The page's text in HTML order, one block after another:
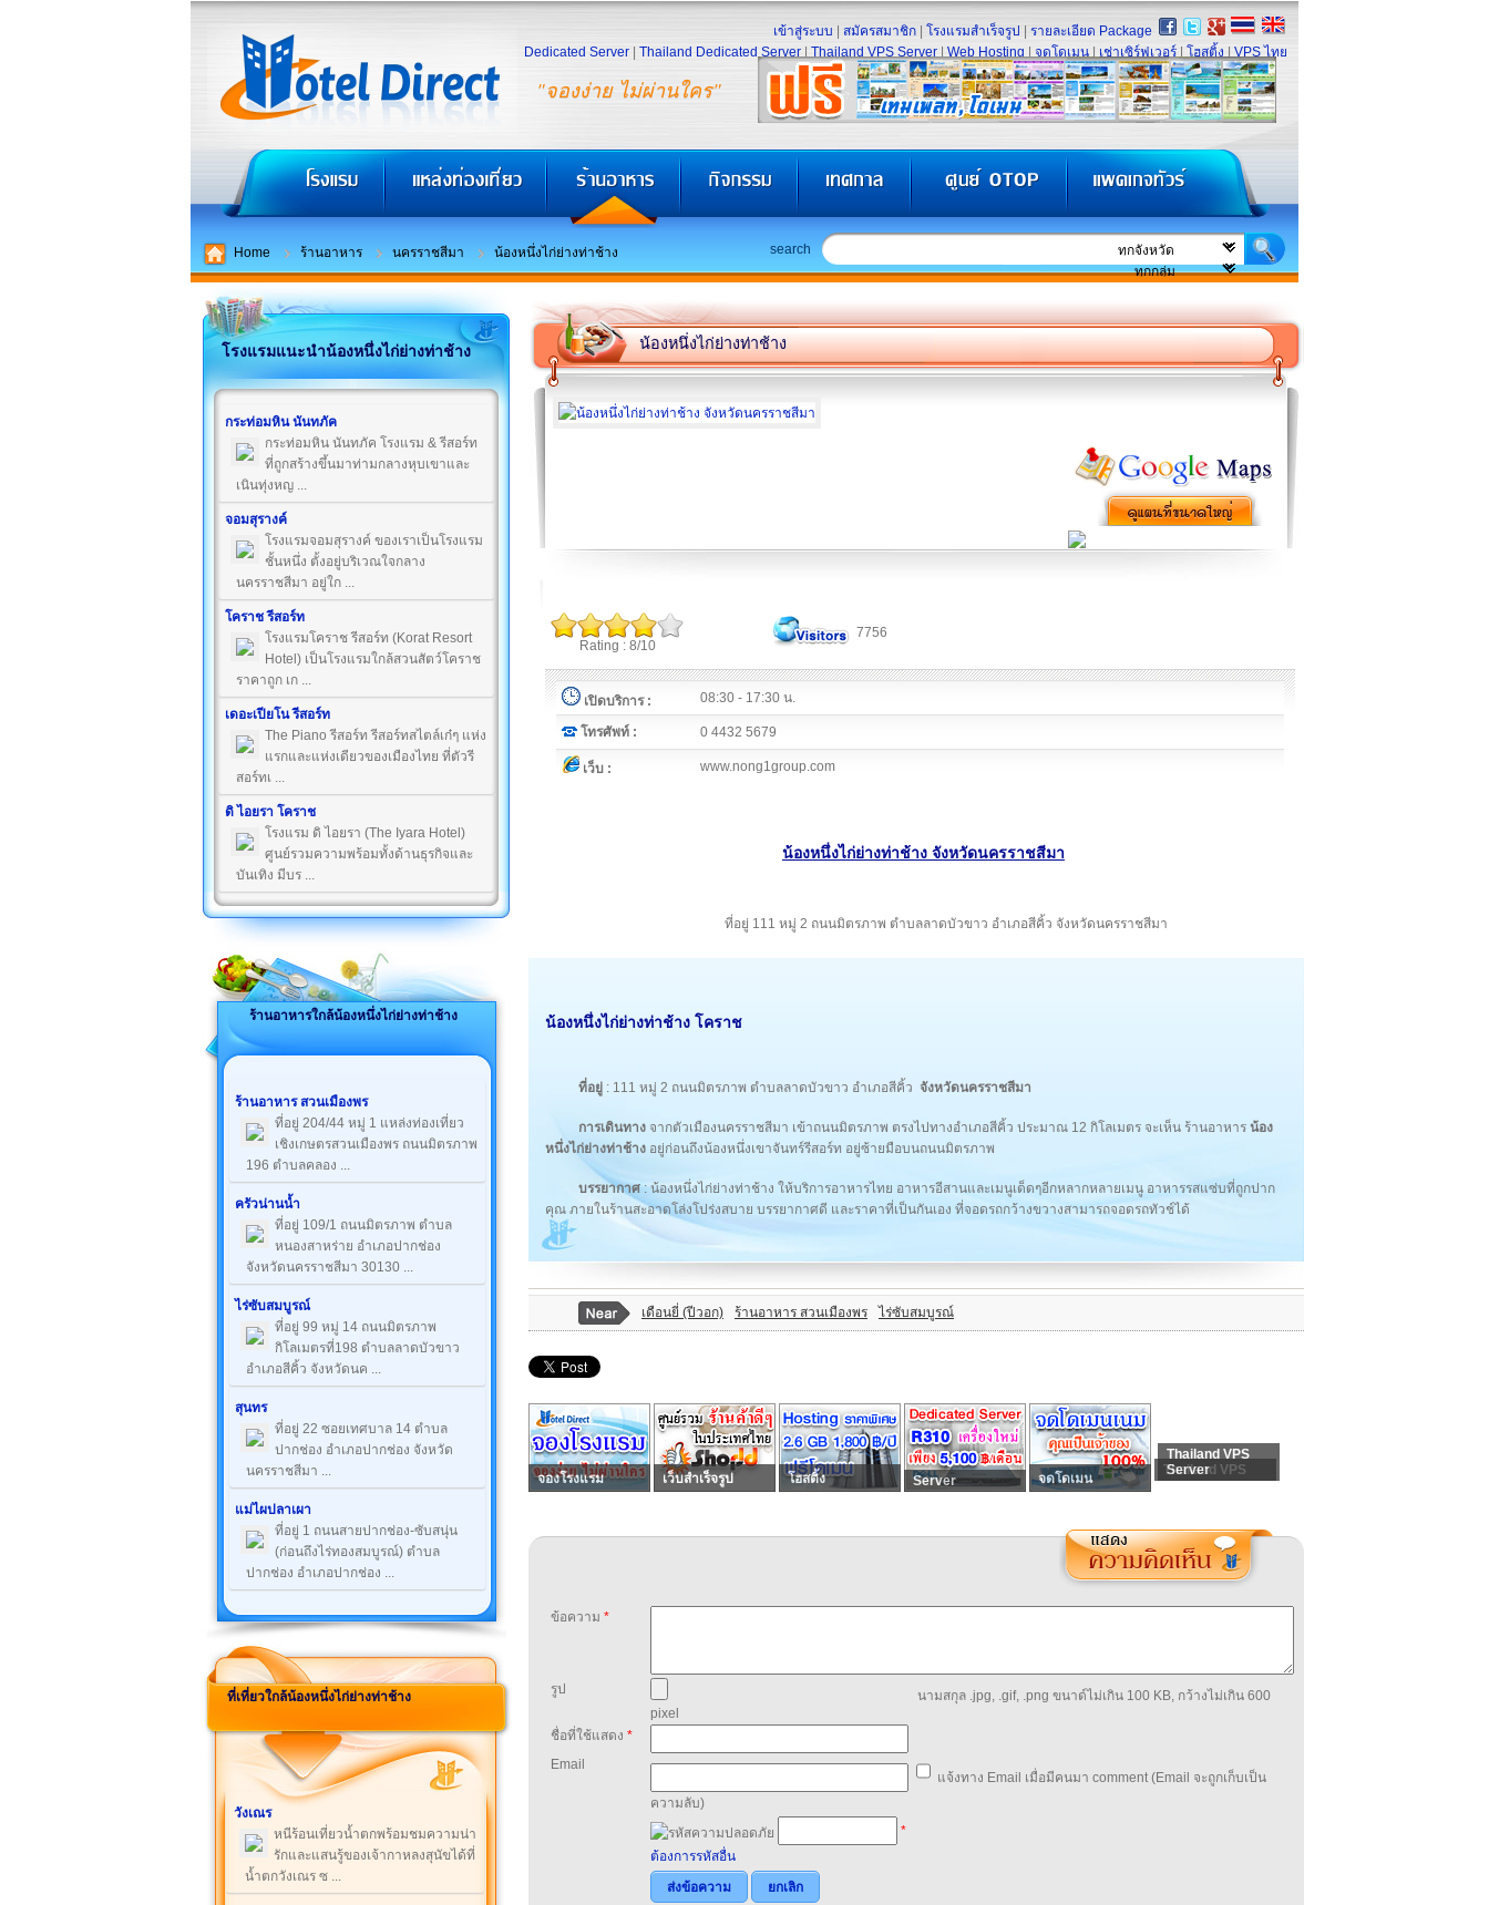
"จองง่าย ไม่ผ่านใคร"
เข้าสู่ระบบ สมัครสมาชิก โรงแรมสำเร็จรูป
รายละเอียด Package
Dedicated Server
Thailand Dedicated Server Thailand VPS Server Web Hosting จดโดเมน เช่าเซิร์ฟเวอร์ โฮสติ้ง VPS ไทย
Home ร้านอาหาร นครราชสีมา น้องหนึ่งไก่ย่างท่าช้าง search
โรงแรมแนะนำน้องหนึ่งไก่ย่างท่าช้าง
กระท่อมหิน นันทภัค
กระท่อมหิน นันทภัค โรงแรม & รีสอร์ท
ที่ถูกสร้างขึ้นมาท่ามกลางหุบเขาและ
เนินทุ่งหญ ...
จอมสุรางค์
โรงแรมจอมสุรางค์ ของเราเป็นโรงแรม
ชั้นหนึ่ง ตั้งอยู่บริเวณใจกลาง
นครราชสีมา อยู่ใก ...
โคราช รีสอร์ท
โรงแรมโคราช รีสอร์ท (Korat Resort
Hotel) เป็นโรงแรมใกล้สวนสัตว์โคราช
ราคาถูก เก ...
เดอะเปียโน รีสอร์ท
The Piano รีสอร์ท รีสอร์ทสไตล์เก๋ๆ แห่ง
แรกและแห่งเดียวของเมืองไทย ที่ตัวรี
สอร์ทเ ...
ดิ ไอยรา โคราช
โรงแรม ดิ ไอยรา (The Iyara Hotel)
ศูนย์รวมความพร้อมทั้งด้านธุรกิจและ
บันเทิง มีบร ...
ร้านอาหารใกล้น้องหนึ่งไก่ย่างท่าช้าง
ร้านอาหาร สวนเมืองพร
ที่อยู่ 204/44 หมู่ 1 แหล่งท่องเที่ยว
เชิงเกษตรสวนเมืองพร ถนนมิตรภาพ
196 ตำบลคลอง ...
ครัวน่านน้ำ
ที่อยู่ 109/1 ถนนมิตรภาพ ตำบล
หนองสาหร่าย อำเภอปากช่อง
จังหวัดนครราชสีมา 30130 ...
ไร่ซับสมบูรณ์
ที่อยู่ 99 หมู่ 14 ถนนมิตรภาพ
กิโลเมตรที่198 ตำบลลาดบัวขาว
อำเภอสีคิ้ว จังหวัดนค ...
สุนทร
ที่อยู่ 22 ซอยเทศบาล 14 ตำบล
ปากช่อง อำเภอปากช่อง จังหวัด
นครราชสีมา ...
แม่ไผปลาเผา
ที่อยู่ 1 ถนนสายปากช่อง-ซับสนุ่น
(ก่อนถึงไร่ทองสมบูรณ์) ตำบล
ปากช่อง อำเภอปากช่อง ...
ที่เที่ยวใกล้น้องหนึ่งไก่ย่างท่าช้าง
วังเณร
หนีร้อนเที่ยวน้ำตกพร้อมชมความน่า
รักและแสนรู้ของเจ้ากาหลงสุนัขได้ที่
น้ำตกวังเณร ซ ...
น้องหนึ่งไก่ย่างท่าช้าง
Rating : 8/10
7756
เปิดบริการ : 08:30 - 17:30 น.
โทรศัพท์ : 0 4432 5679
เว็บ : www.nong1group.com
น้องหนึ่งไก่ย่างท่าช้าง จังหวัดนครราชสีมา
ที่อยู่ 111 หมู่ 2 ถนนมิตรภาพ ตำบลลาดบัวขาว อำเภอสีคิ้ว จังหวัดนครราชสีมา
น้องหนึ่งไก่ย่างท่าช้าง โคราช
ที่อยู่ : 111 หมู่ 2 ถนนมิตรภาพ ตำบลลาดบัวขาว อำเภอสีคิ้ว จังหวัดนครราชสีมา
การเดินทาง จากตัวเมืองนครราชสีมา เข้าถนนมิตรภาพ ตรงไปทางอำเภอสีคิ้ว ประมาณ 12 กิโลเมตร จะเห็น ร้านอาหาร น้อง
หนึ่งไก่ย่างท่าช้าง อยู่ก่อนถึงน้องหนึ่งเขาจันทร์รีสอร์ท อยู่ซ้ายมือบนถนนมิตรภาพ
บรรยากาศ : น้องหนึ่งไก่ย่างท่าช้าง ให้บริการอาหารไทย อาหารอีสานและเมนูเด็ดๆอีกหลากหลายเมนู อาหารรสแซ่บที่ถูกปาก
คุณ ภายในร้านสะอาดโล่งโปร่งสบาย บรรยากาศดี และราคาที่เป็นกันเอง ที่จอดรถกว้างขวางสามารถจอดรถทัวช์ได้
เดือนยี่ (ปีวอก) ร้านอาหาร สวนเมืองพร ไร่ซับสมบูรณ์
จองโรงแรม เว็บสำเร็จรูป โฮสติ้ง Server จดโดเมน
Thailand VPS
Thailand VPS
Server
ข้อความ *
รูป
นามสกุล .jpg, .gif, .png ขนาด์ไม่เกิน 100 KB, กว้างไม่เกิน 600
pixel
ชื่อที่ใช้แสดง *
Email
แจ้งทาง Email เมื่อมีคนมา comment (Email จะถูกเก็บเป็น
ความลับ)
*
ต้องการรหัสอื่น
ส่งข้อความ
ยกเลิก